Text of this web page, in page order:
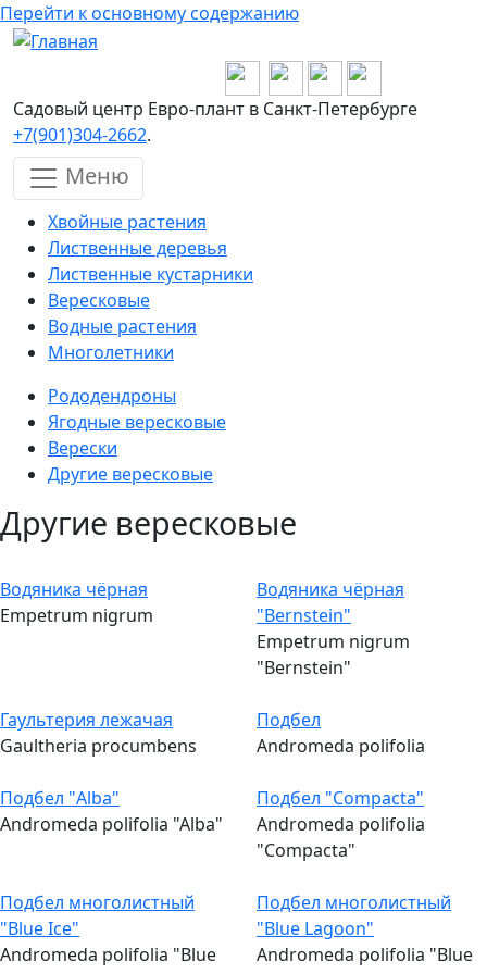
Перейти к основному содержанию
Садовый центр Евро-плант в Санкт-Петербурге
+7(901)304-2662.
Меню
Хвойные растения
Лиственные деревья
Лиственные кустарники
Вересковые
Водные растения
Многолетники
Рододендроны
Ягодные вересковые
Верески
Другие вересковые
Другие вересковые
Водяника чёрная
Empetrum nigrum
Водяника чёрная
"Bernstein"
Empetrum nigrum
"Bernstein"
Гаультерия лежачая
Gaultheria procumbens
Подбел
Andromeda polifolia
Подбел "Alba"
Andromeda polifolia "Alba"
Подбел "Compacta"
Andromeda polifolia
"Compacta"
Подбел многолистный
"Blue Ice"
Andromeda polifolia "Blue
Подбел многолистный
"Blue Lagoon"
Andromeda polifolia "Blue